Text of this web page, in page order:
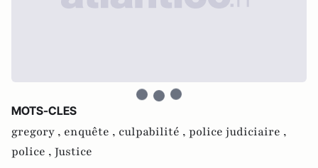
MOTS-CLES
gregory , enquête , culpabilité , police judiciaire ,
police , Justice